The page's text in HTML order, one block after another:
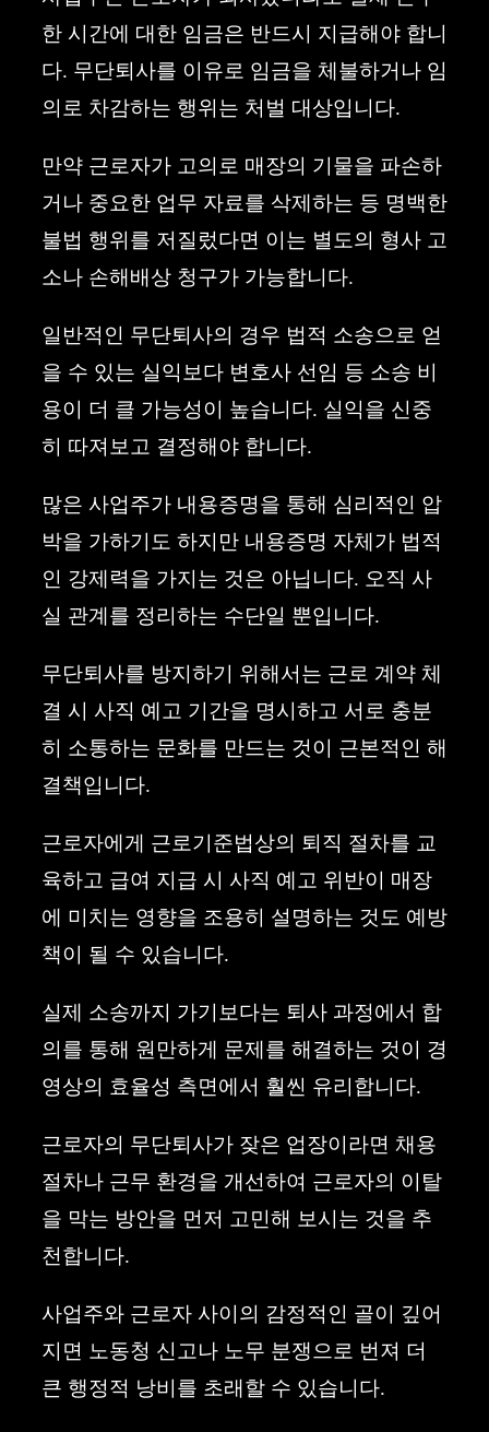
한 시간에 대한 임금은 반드시 지급해야 합니
다. 무단퇴사를 이유로 임금을 체불하거나 임
의로 차감하는 행위는 처벌 대상입니다.
만약 근로자가 고의로 매장의 기물을 파손하
거나 중요한 업무 자료를 삭제하는 등 명백한
불법 행위를 저질렀다면 이는 별도의 형사 고
소나 손해배상 청구가 가능합니다.
일반적인 무단퇴사의 경우 법적 소송으로 얻
을 수 있는 실익보다 변호사 선임 등 소송 비
용이 더 클 가능성이 높습니다. 실익을 신중
히 따져보고 결정해야 합니다.
많은 사업주가 내용증명을 통해 심리적인 압
박을 가하기도 하지만 내용증명 자체가 법적
인 강제력을 가지는 것은 아닙니다. 오직 사
실 관계를 정리하는 수단일 뿐입니다.
무단퇴사를 방지하기 위해서는 근로 계약 체
결 시 사직 예고 기간을 명시하고 서로 충분
히 소통하는 문화를 만드는 것이 근본적인 해
결책입니다.
근로자에게 근로기준법상의 퇴직 절차를 교
육하고 급여 지급 시 사직 예고 위반이 매장
에 미치는 영향을 조용히 설명하는 것도 예방
책이 될 수 있습니다.
실제 소송까지 가기보다는 퇴사 과정에서 합
의를 통해 원만하게 문제를 해결하는 것이 경
영상의 효율성 측면에서 훨씬 유리합니다.
근로자의 무단퇴사가 잦은 업장이라면 채용
절차나 근무 환경을 개선하여 근로자의 이탈
을 막는 방안을 먼저 고민해 보시는 것을 추
천합니다.
사업주와 근로자 사이의 감정적인 골이 깊어
지면 노동청 신고나 노무 분쟁으로 번져 더
큰 행정적 낭비를 초래할 수 있습니다.